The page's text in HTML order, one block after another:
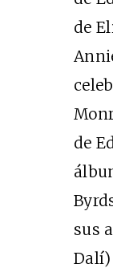
de
de
sus
Dalí)